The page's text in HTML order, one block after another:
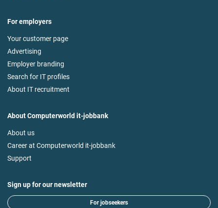
For employers
Your customer page
Advertising
Employer branding
Search for IT profiles
About IT recruitment
About Computerworld it-jobbank
About us
Career at Computerworld it-jobbank
Support
Sign up for our newsletter
For jobseekers